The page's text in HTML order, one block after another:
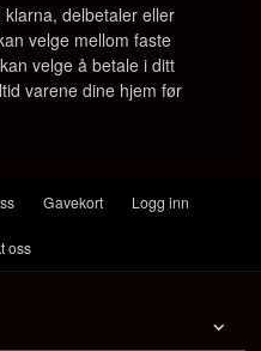
delbetaler eller
velge mellom faste
velge å betale i ditt
varene dine hjem før
Gavekort Logg inn
oss